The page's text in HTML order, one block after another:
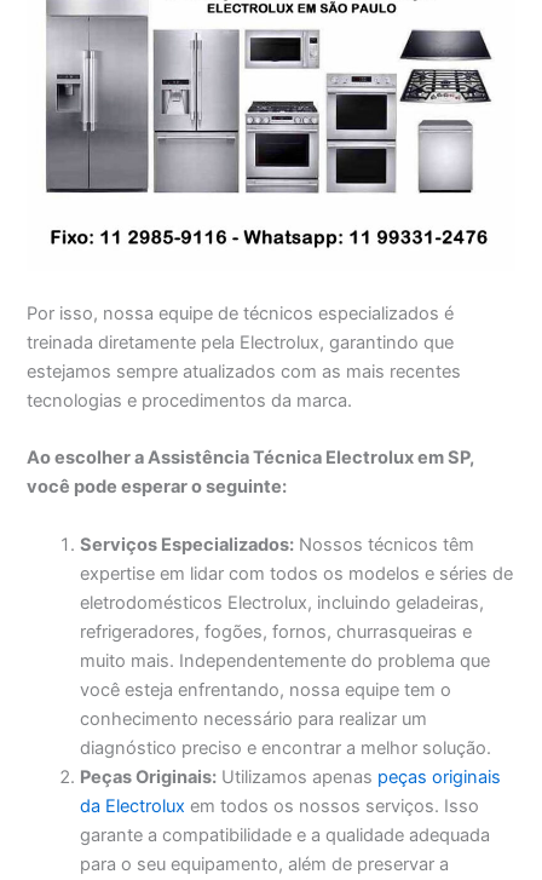
Por isso, nossa equipe de técnicos especializados é
treinada diretamente pela Electrolux, garantindo que
estejamos sempre atualizados com as mais recentes
tecnologias e procedimentos da marca.
Ao escolher a Assistência Técnica Electrolux em SP,
você pode esperar o seguinte:
Serviços Especializados: Nossos técnicos têm
expertise em lidar com todos os modelos e séries de
eletrodomésticos Electrolux, incluindo geladeiras,
refrigeradores, fogões, fornos, churrasqueiras e
muito mais. Independentemente do problema que
você esteja enfrentando, nossa equipe tem o
conhecimento necessário para realizar um
diagnóstico preciso e encontrar a melhor solução.
Peças Originais: Utilizamos apenas peças originais
da Electrolux em todos os nossos serviços. Isso
garante a compatibilidade e a qualidade adequada
para o seu equipamento, além de preservar a